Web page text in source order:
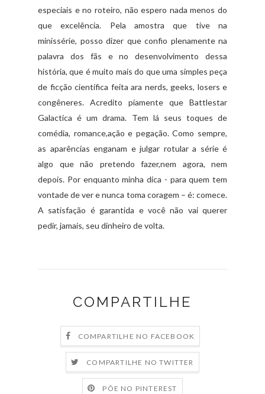
especiais e no roteiro, não espero nada menos do
que excelência. Pela amostra que tive na
minissérie, posso dizer que confio plenamente na
palavra dos fãs e no desenvolvimento dessa
história, que é muito mais do que uma simples peça
de ficção científica feita ara nerds, geeks, losers e
congêneres. Acredito piamente que Battlestar
Galactica é um drama. Tem lá seus toques de
comédia, romance,ação e pegação. Como sempre,
as aparências enganam e julgar rotular a série é
algo que não pretendo fazer,nem agora, nem
depois. Por enquanto minha dica - para quem tem
vontade de ver e nunca toma coragem – é: comece.
A satisfação é garantida e você não vai querer
pedir, jamais, seu dinheiro de volta.
COMPARTILHE
COMPARTILHE NO FACEBOOK
COMPARTILHE NO TWITTER
PÕE NO PINTEREST